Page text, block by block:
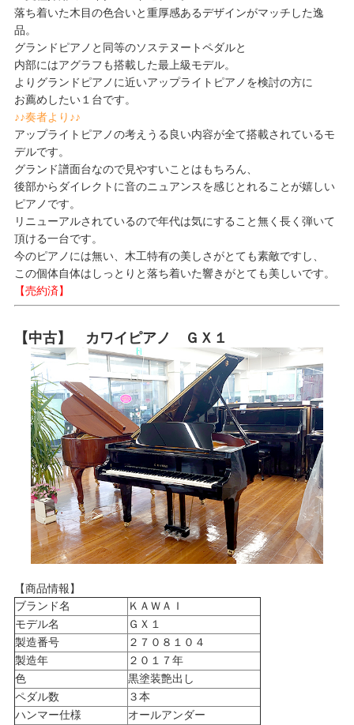
落ち着いた木目の色合いと重厚感あるデザインがマッチした逸
品。
グランドピアノと同等のソステヌートペダルと
内部にはアグラフも搭載した最上級モデル。
よりグランドピアノに近いアップライトピアノを検討の方に
お薦めしたい１台です。
♪♪奏者より♪♪
アップライトピアノの考えうる良い内容が全て搭載されているモ
デルです。
グランド譜面台なので見やすいことはもちろん、
後部からダイレクトに音のニュアンスを感じとれることが嬉しい
ピアノです。
リニューアルされているので年代は気にすること無く長く弾いて
頂ける一台です。
今のピアノには無い、木工特有の美しさがとても素敵ですし、
この個体自体はしっとりと落ち着いた響きがとても美しいです。
【売約済】
【中古】 カワイピアノ ＧＸ１
【商品情報】
ブランド名
ＫＡＷＡＩ
モデル名
ＧＸ１
製造番号
２７０８１０４
製造年
２０１７年
色
黒塗装艶出し
ペダル数
３本
ハンマー仕様
オールアンダー